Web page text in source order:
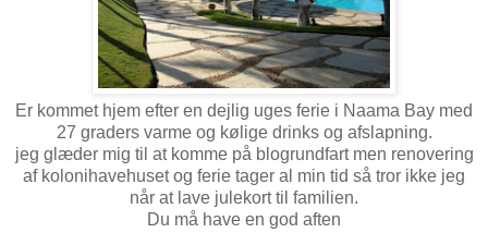
Er kommet hjem efter en dejlig uges ferie i Naama Bay med
27 graders varme og kølige drinks og afslapning.
jeg glæder mig til at komme på blogrundfart men renovering
af kolonihavehuset og ferie tager al min tid så tror ikke jeg
når at lave julekort til familien.
Du må have en god aften